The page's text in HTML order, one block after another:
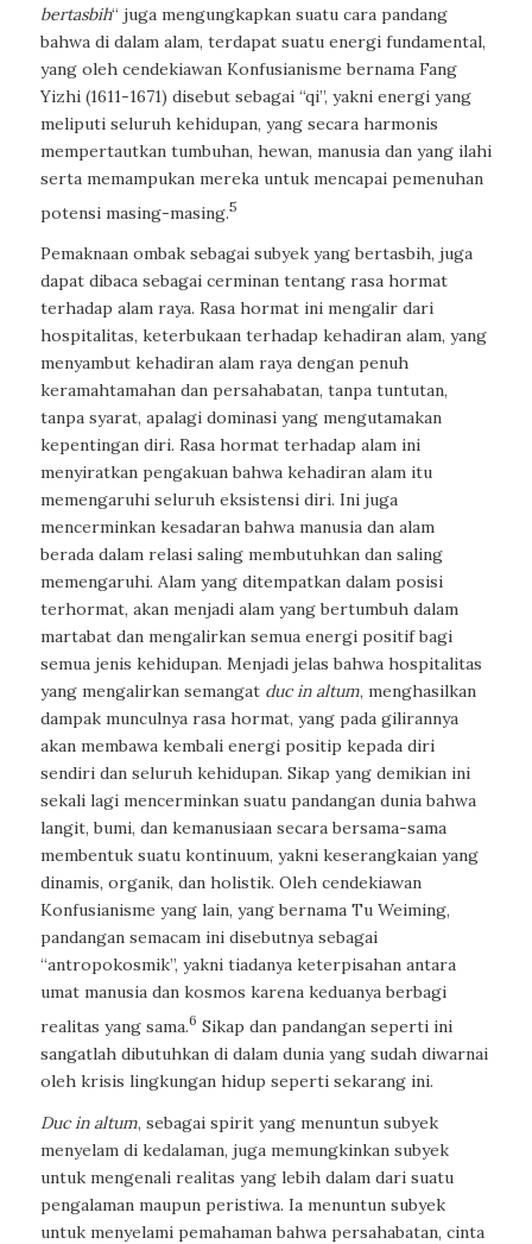
bertasbih“ juga mengungkapkan suatu cara pandang
bahwa di dalam alam, terdapat suatu energi fundamental,
yang oleh cendekiawan Konfusianisme bernama Fang
Yizhi (1611-1671) disebut sebagai “qi”, yakni energi yang
meliputi seluruh kehidupan, yang secara harmonis
mempertautkan tumbuhan, hewan, manusia dan yang ilahi
serta memampukan mereka untuk mencapai pemenuhan
potensi masing-masing.5
Pemaknaan ombak sebagai subyek yang bertasbih, juga
dapat dibaca sebagai cerminan tentang rasa hormat
terhadap alam raya. Rasa hormat ini mengalir dari
hospitalitas, keterbukaan terhadap kehadiran alam, yang
menyambut kehadiran alam raya dengan penuh
keramahtamahan dan persahabatan, tanpa tuntutan,
tanpa syarat, apalagi dominasi yang mengutamakan
kepentingan diri. Rasa hormat terhadap alam ini
menyiratkan pengakuan bahwa kehadiran alam itu
memengaruhi seluruh eksistensi diri. Ini juga
mencerminkan kesadaran bahwa manusia dan alam
berada dalam relasi saling membutuhkan dan saling
memengaruhi. Alam yang ditempatkan dalam posisi
terhormat, akan menjadi alam yang bertumbuh dalam
martabat dan mengalirkan semua energi positif bagi
semua jenis kehidupan. Menjadi jelas bahwa hospitalitas
yang mengalirkan semangat duc in altum, menghasilkan
dampak munculnya rasa hormat, yang pada gilirannya
akan membawa kembali energi positip kepada diri
sendiri dan seluruh kehidupan. Sikap yang demikian ini
sekali lagi mencerminkan suatu pandangan dunia bahwa
langit, bumi, dan kemanusiaan secara bersama-sama
membentuk suatu kontinuum, yakni keserangkaian yang
dinamis, organik, dan holistik. Oleh cendekiawan
Konfusianisme yang lain, yang bernama Tu Weiming,
pandangan semacam ini disebutnya sebagai
“antropokosmik”, yakni tiadanya keterpisahan antara
umat manusia dan kosmos karena keduanya berbagi
realitas yang sama.6 Sikap dan pandangan seperti ini
sangatlah dibutuhkan di dalam dunia yang sudah diwarnai
oleh krisis lingkungan hidup seperti sekarang ini.
Duc in altum, sebagai spirit yang menuntun subyek
menyelam di kedalaman, juga memungkinkan subyek
untuk mengenali realitas yang lebih dalam dari suatu
pengalaman maupun peristiwa. Ia menuntun subyek
untuk menyelami pemahaman bahwa persahabatan, cinta